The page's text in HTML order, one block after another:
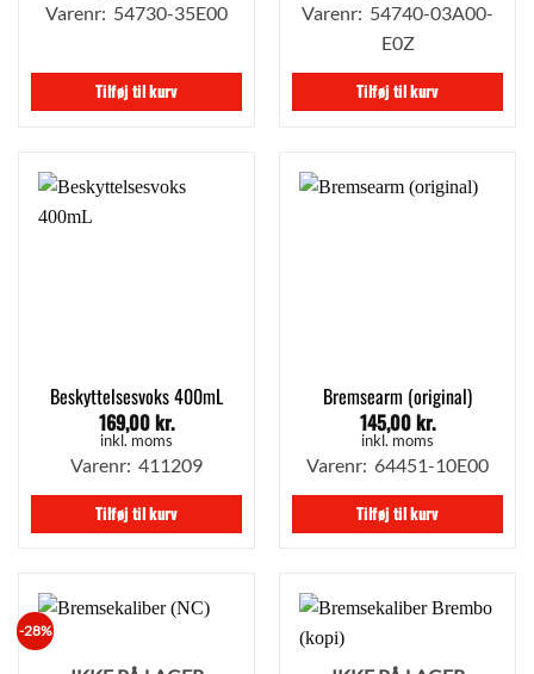
Varenr: 54730-35E00
Tilføj til kurv
Varenr: 54740-03A00-
E0Z
Tilføj til kurv
Beskyttelsesvoks 400mL
169,00kr.
inkl. moms
Varenr: 411209
Tilføj til kurv
Bremsearm (original)
145,00kr.
inkl. moms
Varenr: 64451-10E00
Tilføj til kurv
-28%